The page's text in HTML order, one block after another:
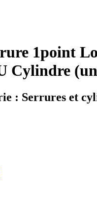
1point
Cylindre
: Serrures et